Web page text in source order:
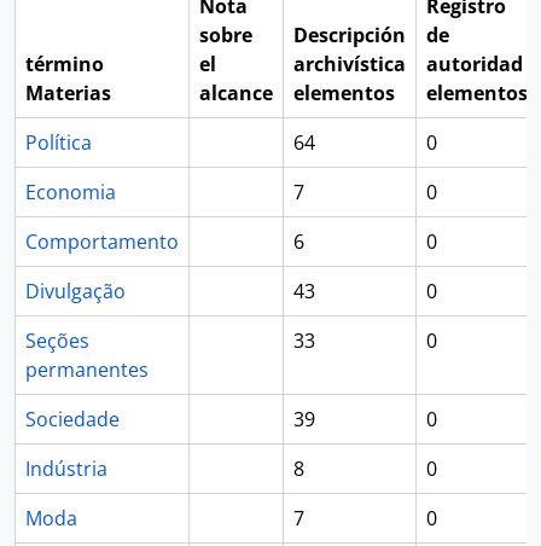
término
Materias
Nota
sobre
el
alcance
Descripción
archivística
elementos
Registro
de
autoridad
elementos
Política
64
0
Economia
7
0
Comportamento
6
0
Divulgação
43
0
Seções
permanentes
33 0
Sociedade 39
0
Indústria
8
0
Moda
7 0